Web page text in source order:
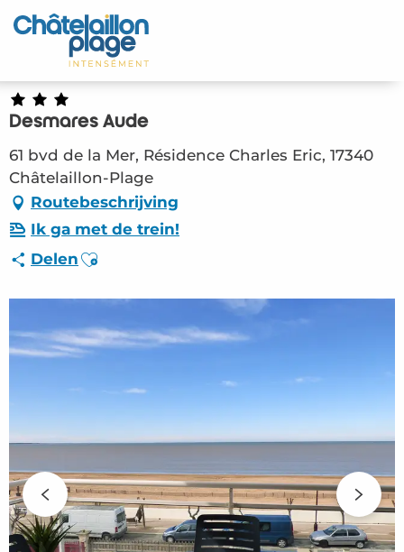
Aller
au
principal
Home – NL
Ontdek
Activiteiten
Leven
Afspraken
Uw verblijf - NL
HLO – Desmares Aude (Châtelaillon-Plage)
#2808272
Desmares Aude
61 bvd de la Mer, Résidence Charles Eric, 17340
Châtelaillon-Plage
Routebeschrijving
Ik ga met de trein!
Delen Ajouter aux favoris